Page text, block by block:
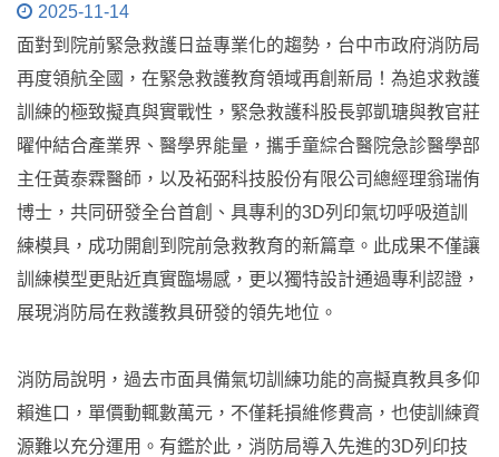
2025-11-14
面對到院前緊急救護日益專業化的趨勢，台中市政府消防局
再度領航全國，在緊急救護教育領域再創新局！為追求救護
訓練的極致擬真與實戰性，緊急救護科股長郭凱瑭與教官莊
曜仲結合產業界、醫學界能量，攜手童綜合醫院急診醫學部
主任黃泰霖醫師，以及袥弼科技股份有限公司總經理翁瑞侑
博士，共同研發全台首創、具專利的3D列印氣切呼吸道訓
練模具，成功開創到院前急救教育的新篇章。此成果不僅讓
訓練模型更貼近真實臨場感，更以獨特設計通過專利認證，
展現消防局在救護教具研發的領先地位。
消防局說明，過去市面具備氣切訓練功能的高擬真教具多仰
賴進口，單價動輒數萬元，不僅耗損維修費高，也使訓練資
源難以充分運用。有鑑於此，消防局導入先進的3D列印技